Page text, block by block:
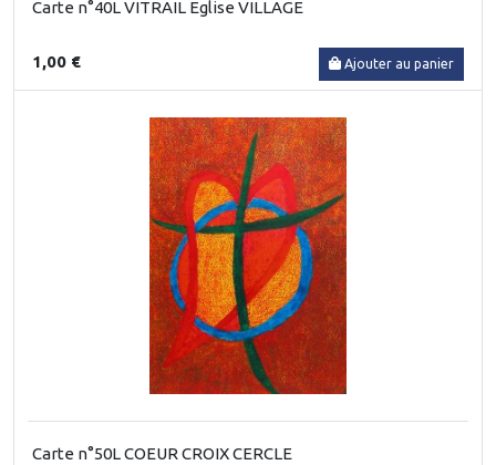
Carte n°40L VITRAIL Eglise VILLAGE
1,00 € Ajouter au panier
Carte n°50L COEUR CROIX CERCLE